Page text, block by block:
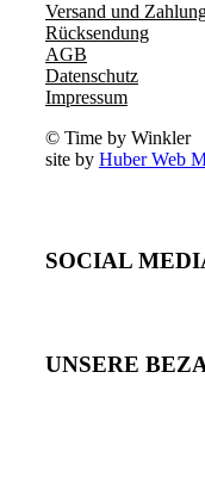
Versand und
Rücksendung
AGB
Datenschutz
Impressum
© Time by Winkler
site by Huber Web
SOCIAL
UNSERE